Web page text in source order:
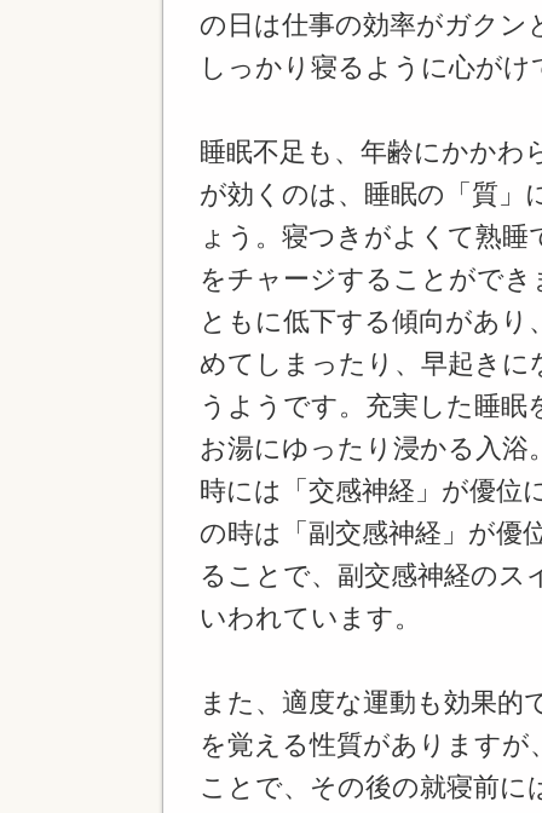
の日は仕事の効率がガク
しっかり寝るように心が
睡眠不足も、年齢にかかわ
が効くのは、睡眠の「質
ょう。寝つきがよくて熟
をチャージすることがで
ともに低下する傾向があ
めてしまったり、早起き
うようです。充実した睡
お湯にゆったり浸かる入浴
時には「交感神経」が優位
の時は「副交感神経」が優
ることで、副交感神経の
いわれています。
また、適度な運動も効果的
を覚える性質があります
ことで、その後の就寝前